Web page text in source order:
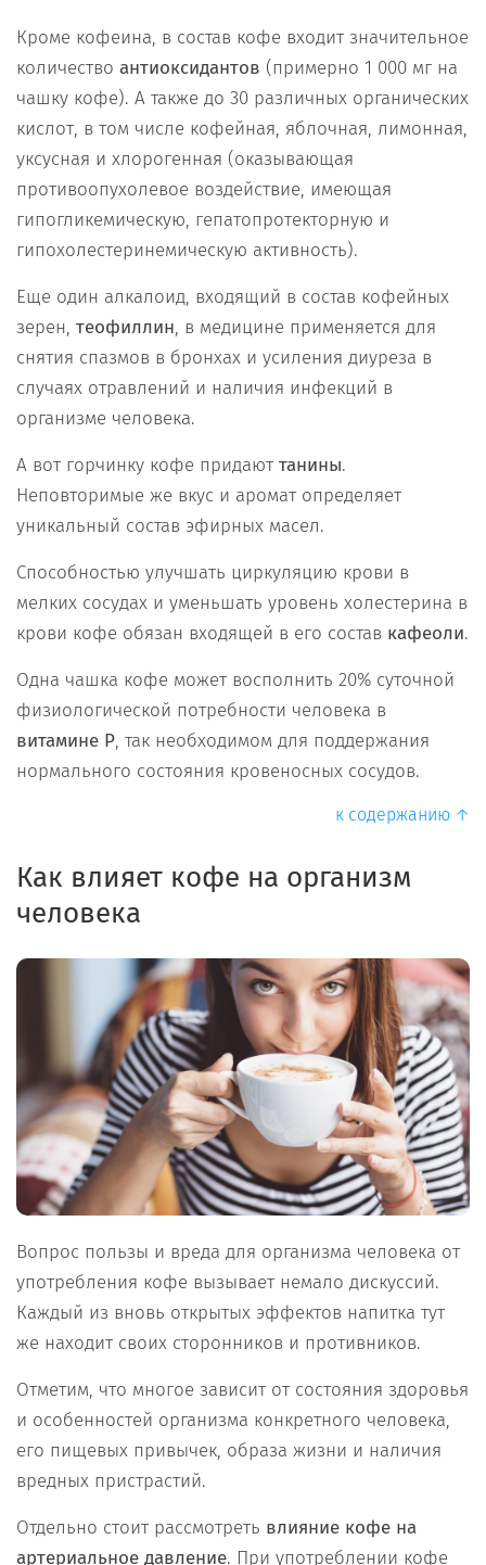
Кроме кофеина, в состав кофе входит значительное
количество антиоксидантов (примерно 1 000 мг на
чашку кофе). А также до 30 различных органических
кислот, в том числе кофейная, яблочная, лимонная,
уксусная и хлорогенная (оказывающая
противоопухолевое воздействие, имеющая
гипогликемическую, гепатопротекторную и
гипохолестеринемическую активность).
Еще один алкалоид, входящий в состав кофейных
зерен, теофиллин, в медицине применяется для
снятия спазмов в бронхах и усиления диуреза в
случаях отравлений и наличия инфекций в
организме человека.
А вот горчинку кофе придаюттанины.
Неповторимые же вкус и аромат определяет
уникальный состав эфирных масел.
Способностью улучшать циркуляцию крови в
мелких сосудах и уменьшать уровень холестерина в
крови кофе обязан входящей в его состав кафеоли.
Одна чашка кофе может восполнить 20% суточной
физиологической потребности человека в
витамине Р, так необходимом для поддержания
нормального состояния кровеносных сосудов.
к содержанию ↑
Как влияет кофе на организм
человека
Вопрос пользы и вреда для организма человека от
употребления кофе вызывает немало дискуссий.
Каждый из вновь открытых эффектов напитка тут
же находит своих сторонников и противников.
Отметим, что многое зависит от состояния здоровья
и особенностей организма конкретного человека,
его пищевых привычек, образа жизни и наличия
вредных пристрастий.
Отдельно стоит рассмотреть влияние кофе на
артериальное давление. При употреблении кофе